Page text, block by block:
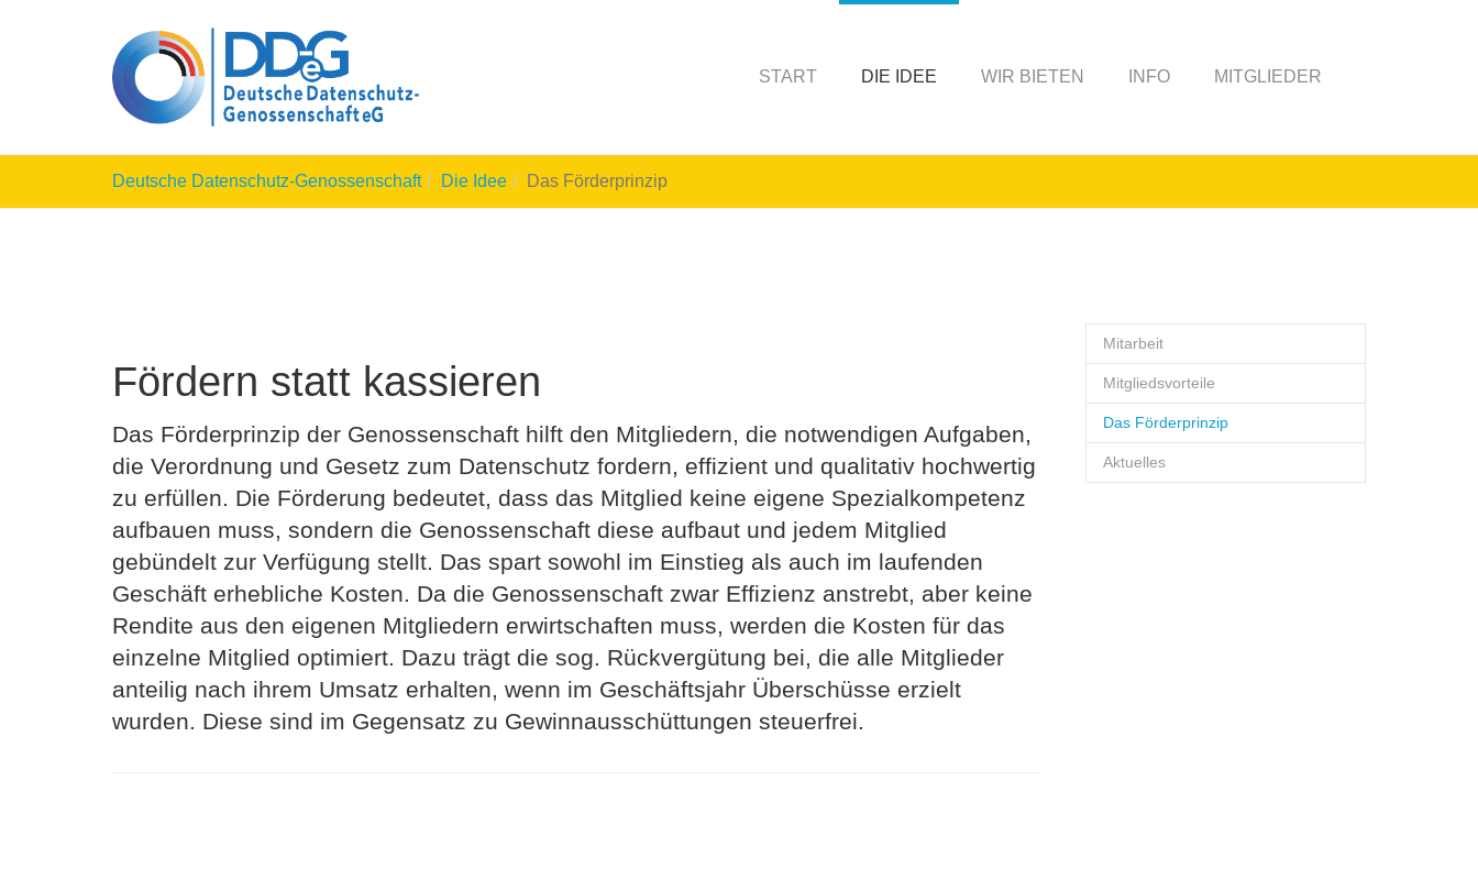
START DIE IDEE WIR BIETEN INFO MITGLIEDER
are
Deutsche Datenschutz-Genossenschaft Die Idee Das Förderprinzip
Fördern statt kassieren
Das Förderprinzip der Genossenschaft hilft den Mitgliedern, die notwendigen Aufgaben,
die Verordnung und Gesetz zum Datenschutz fordern, effizient und qualitativ hochwertig
zu erfüllen. Die Förderung bedeutet, dass das Mitglied keine eigene Spezialkompetenz
aufbauen muss, sondern die Genossenschaft diese aufbaut und jedem Mitglied
gebündelt zur Verfügung stellt. Das spart sowohl im Einstieg als auch im laufenden
Geschäft erhebliche Kosten. Da die Genossenschaft zwar Effizienz anstrebt, aber keine
Rendite aus den eigenen Mitgliedern erwirtschaften muss, werden die Kosten für das
einzelne Mitglied optimiert. Dazu trägt die sog. Rückvergütung bei, die alle Mitglieder
anteilig nach ihrem Umsatz erhalten, wenn im Geschäftsjahr Überschüsse erzielt
wurden. Diese sind im Gegensatz zu Gewinnausschüttungen steuerfrei.
Mitarbeit
Mitgliedsvorteile
Das Förderprinzip
Aktuelles